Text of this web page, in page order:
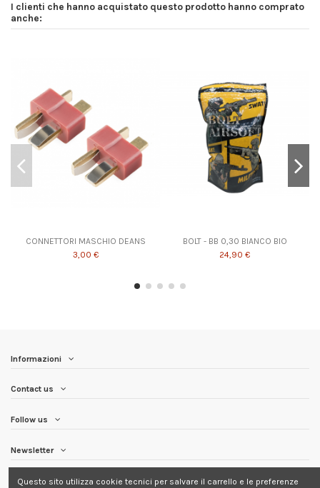
I clienti che hanno acquistato questo prodotto hanno comprato
anche:
CONNETTORI MASCHIO DEANS
3,00 €
BOLT - BB 0,30 BIANCO BIO
24,90 €
Informazioni
Contact us
Follow us
Newsletter
Questo sito utilizza cookie tecnici per salvare il carrello e le preferenze